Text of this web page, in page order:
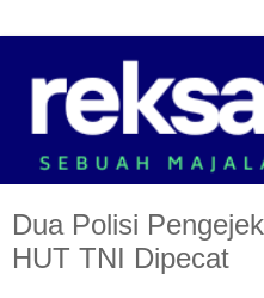
Dua Polisi
HUT TNI Dipecat